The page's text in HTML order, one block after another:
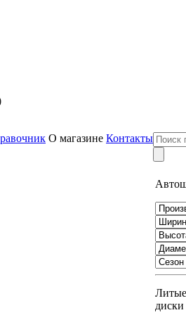
О магазине Контакты
Литые
диски